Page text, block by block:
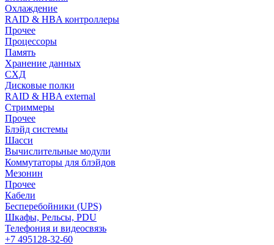
Охлаждение
RAID & HBA контроллеры
Прочее
Процессоры
Память
Хранение данных
СХД
Дисковые полки
RAID & HBA external
Стриммеры
Прочее
Блэйд системы
Шасси
Вычислительные модули
Коммутаторы для блэйдов
Мезонин
Прочее
Кабели
Бесперебойники (UPS)
Шкафы, Рельсы, PDU
Телефония и видеосвязь
+7 495128-32-60